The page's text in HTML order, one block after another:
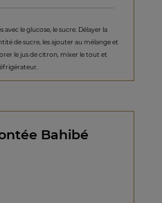
le glucose, le sucre. Délayer la
de sucre, les ajouter au mélange et
le jus de citron, mixer le tout et
Bahibé